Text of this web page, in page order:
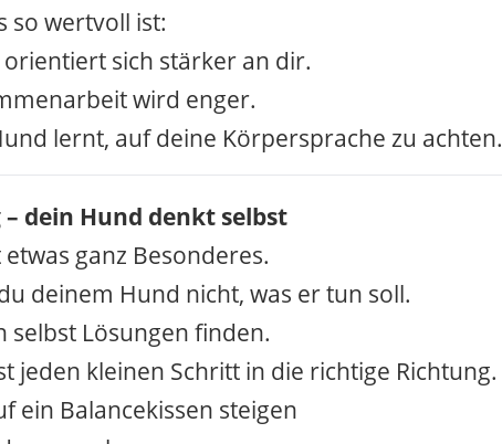
so wertvoll ist:
sich stärker an dir.
wird enger.
lernt, auf deine Körpersprache zu achten.
– dein Hund denkt selbst
ganz Besonderes.
deinem Hund nicht, was er tun soll.
selbst Lösungen finden.
jeden kleinen Schritt in die richtige Richtung.
ein Balancekissen steigen